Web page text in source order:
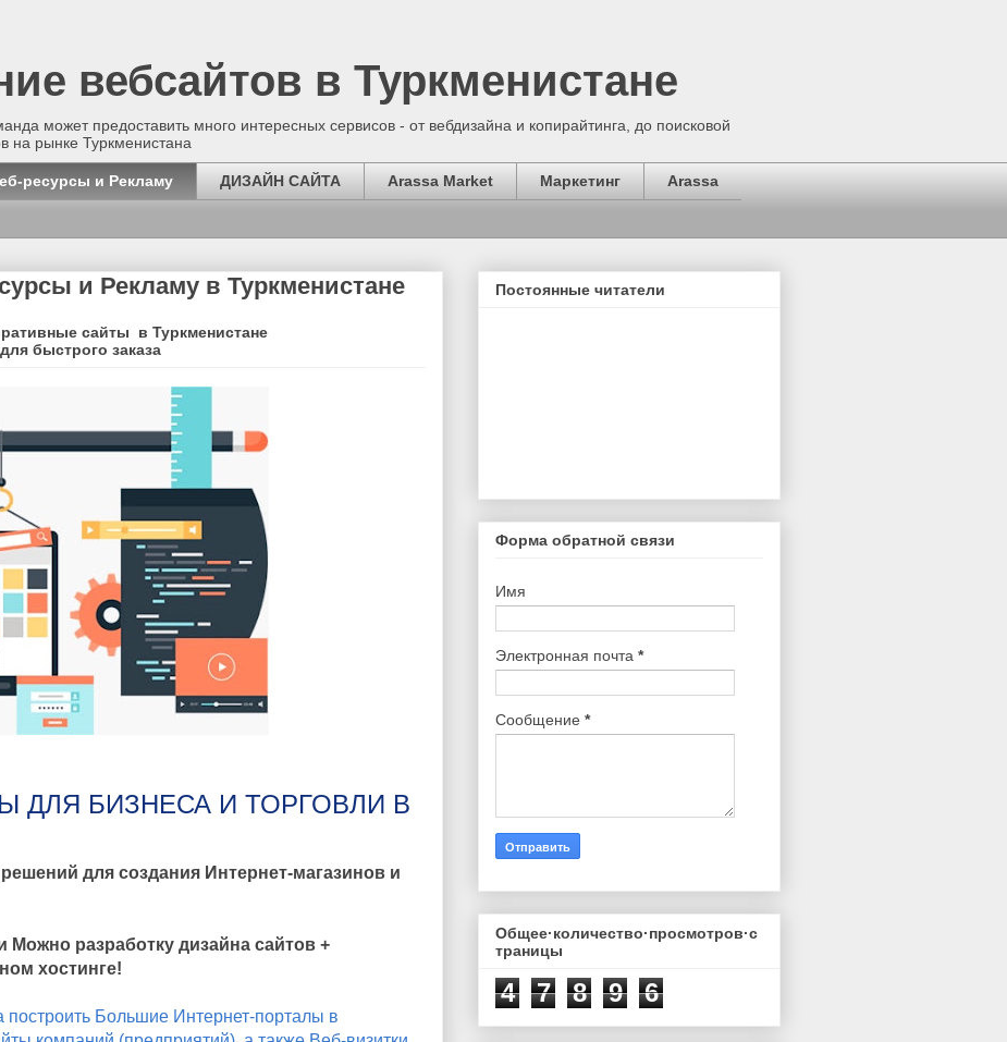
вебсайтов в Туркменистане
может предоставить много интересных сервисов - от вебдизайна и копирайтинга, до поисковой
на рынке Туркменистана
ресурсы и Рекламу ДИЗАЙН САЙТА Arassa Market Маркетинг Arassa
и Рекламу в Туркменистане
сайты в Туркменистане
быстрого заказа
ДЛЯ БИЗНЕСА И ТОРГОВЛИ В
для создания Интернет-магазинов и
Можно разработку дизайна сайтов +
хостинге!
Большие Интернет-порталы в
Постоянные читатели
Форма обратной связи
Имя
Электронная почта *
Сообщение *
Общее·количество·просмотров·с
траницы
4 7 8 9 6